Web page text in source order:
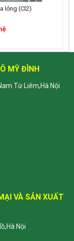
lỏng (Cl2)
MỸ ĐÌNH
Từ Liêm,Hà Nội
VÀ SẢN XUẤT
Nội